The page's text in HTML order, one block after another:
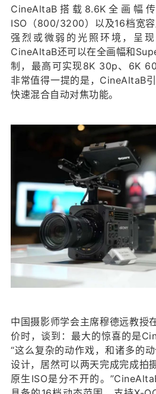
CineAltaB搭载8.6K全画幅
ISO（800/3200）以及16档宽
强烈或微弱的光照环境，呈现
CineAltaB还可以在全画幅和
制，最高可实现8K 30p、6K
非常值得一提的是，CineAltaB
快速混合自动对焦功能。
中国摄影师学会主席穆德远教授
价时，谈到：最大的惊喜的是
“这么复杂的动作戏，和诸多的
设计，居然可以两天完成完成拍
原生ISO是分不开的。